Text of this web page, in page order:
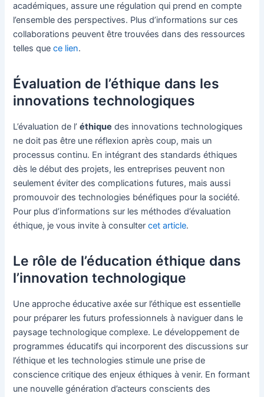
académiques, assure une régulation qui prend en compte
l’ensemble des perspectives. Plus d’informations sur ces
collaborations peuvent être trouvées dans des ressources
telles quece lien.
Évaluation de l’éthique dans les
innovations technologiques
L’évaluation de l’éthique des innovations technologiques
ne doit pas être une réflexion après coup, mais un
processus continu. En intégrant des standards éthiques
dès le début des projets, les entreprises peuvent non
seulement éviter des complications futures, mais aussi
promouvoir des technologies bénéfiques pour la société.
Pour plus d’informations sur les méthodes d’évaluation
éthique, je vous invite à consultercet article.
Le rôle de l’éducation éthique dans
l’innovation technologique
Une approche éducative axée sur l’éthique est essentielle
pour préparer les futurs professionnels à naviguer dans le
paysage technologique complexe. Le développement de
programmes éducatifs qui incorporent des discussions sur
l’éthique et les technologies stimule une prise de
conscience critique des enjeux éthiques à venir. En formant
une nouvelle génération d’acteurs conscients des